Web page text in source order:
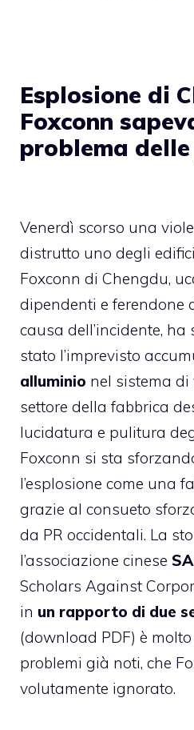
Esplosione di
Foxconn
problema
Venerdì scorso una
distrutto uno degli
Foxconn di Chengdu,
dipendenti e ferendone
causa dell’incidente, ha
stato l’imprevisto
alluminio nel sistema
settore della fabbrica
lucidatura e pulitura
Foxconn si sta
l’esplosione come una
grazie al consueto
da PR occidentali. La
l’associazione cinese
Scholars Against
in un rapporto di due
(download PDF) è
problemi già noti, che
volutamente ignorato.